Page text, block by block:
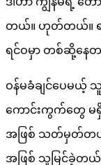
တယ်။ ဟုတ်တယ်။ ရ
ရင်ဝမှာ တစ်ဆို့နေ
ဝန်မခံချင်ပေမယ့်
ကောင်းကွက်တွေ မ
အဖြစ် သတ်မှတ်တယ်
အဖြစ် သူမြင်ခဲ့တယ်